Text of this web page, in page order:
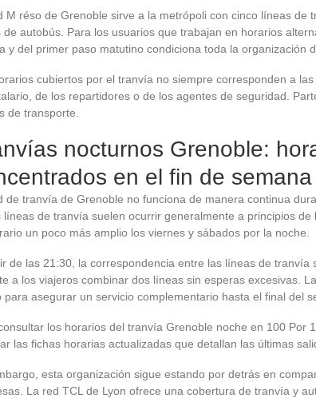
M réso de Grenoble sirve a la metrópoli con cinco líneas de
de autobús. Para los usuarios que trabajan en horarios
y del primer paso matutino condiciona toda la organización
cubiertos por el tranvía no siempre corresponden a
de los repartidores o de los agentes de seguridad.
de transporte.
nocturnos Grenoble:
en el fin de semana
de tranvía de Grenoble no funciona de manera continua
líneas de tranvía suelen ocurrir generalmente a principios
un poco más amplio los viernes y sábados por la noche.
de las 21:30, la correspondencia entre las líneas de tranvía
a los viajeros combinar dos líneas sin esperas excesivas.
para asegurar un servicio complementario hasta el final del
los horarios del tranvía Grenoble noche en 100 Por
las fichas horarias actualizadas que detallan las últimas
esta organización sigue estando por detrás en
La red TCL de Lyon ofrece una cobertura de tranvía y